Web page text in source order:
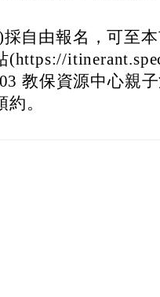
採自由報名，可至
(https://
教保資源中心親
約。